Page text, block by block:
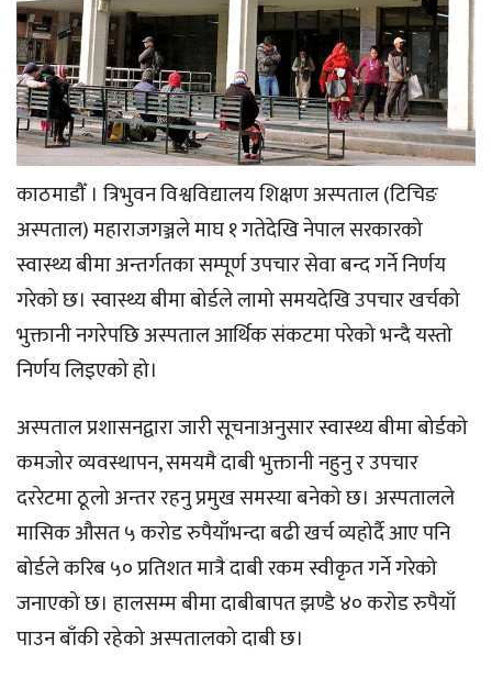
काठमाडौँ । त्रिभुवन विश्वविद्यालय शिक्षण अस्पताल (टिचिङ
अस्पताल) महाराजगञ्जले माघ १ गतेदेखि नेपाल सरकारको
स्वास्थ्य बीमा अन्तर्गतका सम्पूर्ण उपचार सेवा बन्द गर्ने निर्णय
गरेको छ। स्वास्थ्य बीमा बोर्डले लामो समयदेखि उपचार खर्चको
भुक्तानी नगरेपछि अस्पताल आर्थिक संकटमा परेको भन्दै यस्तो
निर्णय लिइएको हो।
अस्पताल प्रशासनद्वारा जारी सूचनाअनुसार स्वास्थ्य बीमा बोर्डको
कमजोर व्यवस्थापन, समयमै दाबी भुक्तानी नहुनु र उपचार
दररेटमा ठूलो अन्तर रहनु प्रमुख समस्या बनेको छ। अस्पतालले
मासिक औसत ५ करोड रुपैयाँभन्दा बढी खर्च व्यहोर्दै आए पनि
बोर्डले करिब ५० प्रतिशत मात्रै दाबी रकम स्वीकृत गर्ने गरेको
जनाएको छ। हालसम्म बीमा दाबीबापत झण्डै ४० करोड रुपैयाँ
पाउन बाँकी रहेको अस्पतालको दाबी छ।